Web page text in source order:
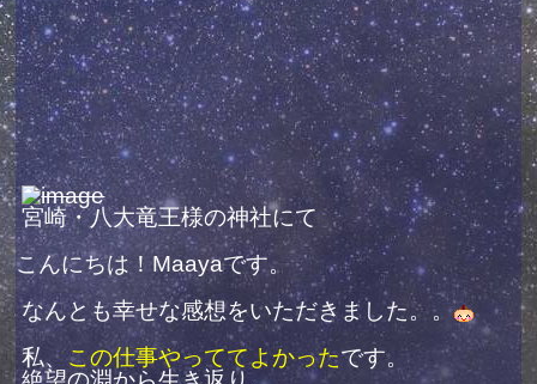
宮崎・八大竜王様の神社にて
こんにちは！Maayaです。
なんとも幸せな感想をいただきました。。
私、この仕事やっててよかったです。